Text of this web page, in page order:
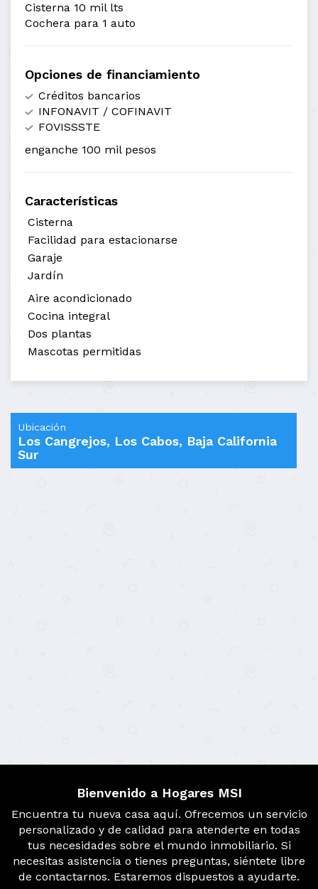
Cisterna 10 mil lts
Cochera para 1 auto
Opciones de financiamiento
Créditos bancarios
INFONAVIT / COFINAVIT
FOVISSSTE
enganche 100 mil pesos
Características
Cisterna
Facilidad para estacionarse
Garaje
Jardín
Aire acondicionado
Cocina integral
Dos plantas
Mascotas permitidas
Ubicación
Los Cangrejos, Los Cabos, Baja California
Sur
Bienvenido a Hogares MSI
Encuentra tu nueva casa aquí. Ofrecemos un servicio
personalizado y de calidad para atenderte en todas
tus necesidades sobre el mundo inmobiliario. Si
necesitas asistencia o tienes preguntas, siéntete libre
de contactarnos. Estaremos dispuestos a ayudarte.